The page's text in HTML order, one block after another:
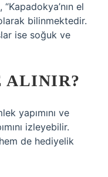
el
bilinmektedir.
ise soğuk ve
ALINIR?
yapımını ve
izleyebilir.
de hediyelik